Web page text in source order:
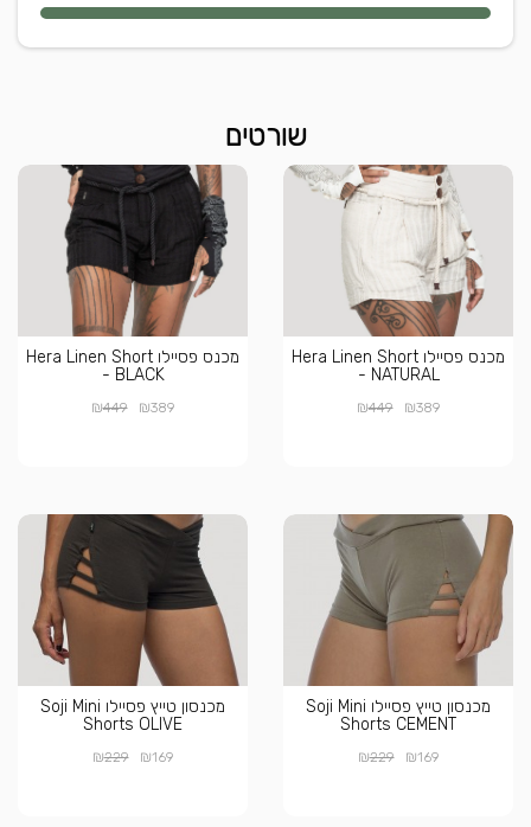
שורטים
מכנס פסיילו Hera Linen Short
- NATURAL
₪389
₪449
מכנס פסיילו Hera Linen Short
- BLACK
₪389
₪449
מכנסון טייץ פסיילו Soji Mini
Shorts CEMENT
₪169
₪229
מכנסון טייץ פסיילו Soji Mini
Shorts OLIVE
₪169
₪229